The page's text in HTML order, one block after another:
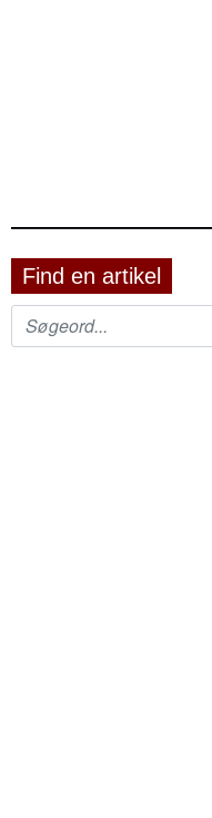
Find en artikel